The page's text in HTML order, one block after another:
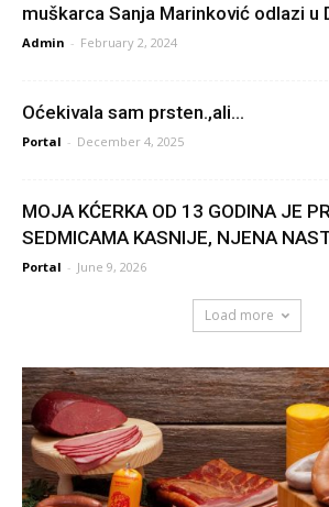
muškarca Sanja Marinković odlazi u
Admin - February 2, 2024
Oćekivala sam prsten.,ali…
Portal - December 4, 2025
MOJA KĆERKA OD 13 GODINA JE
SEDMICAMA KASNIJE, NJENA
Portal - June 9, 2026
Load more